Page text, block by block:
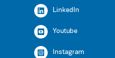
LinkedIn
Youtube
Instagram